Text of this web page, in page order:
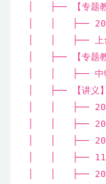
│ ├── 【专题教
│ │ ├── 2025
│ │ ├── 上合
│ ├── 【专题教
│ │ ├── 中特
│ ├── 【讲义】
│ │ ├── 2025
│ │ ├── 2025
│ │ ├── 2025
│ │ ├── 11
│ │ ├── 2025